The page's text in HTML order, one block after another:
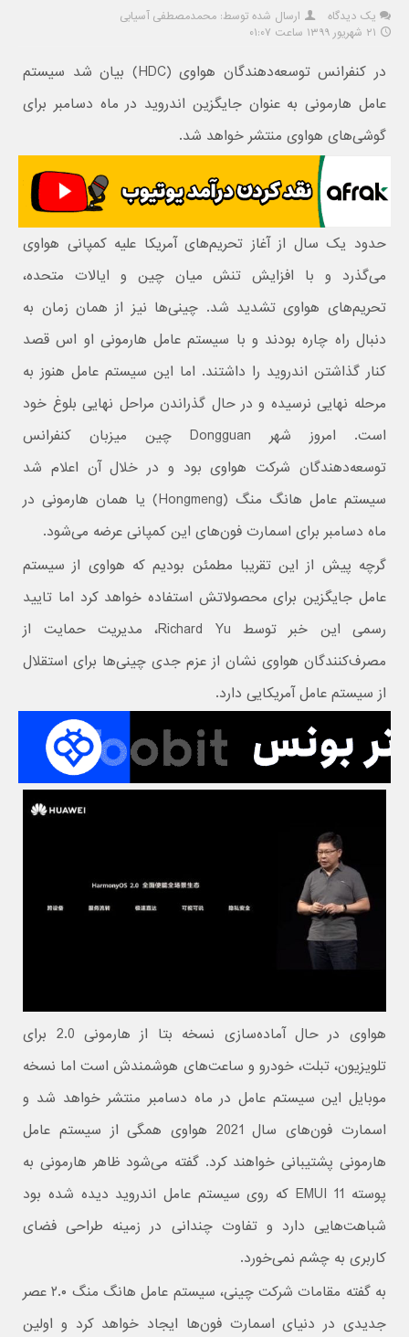
یک دیدگاه
ارسال شده توسط: محمدمصطفی آسیابی
۲۱ شهریور ۱۳۹۹ ساعت ۰۱:۰۷
در کنفرانس توسعه‌دهندگان هواوی (HDC) بیان شد سیستم
عامل هارمونی به عنوان جایگزین اندروید در ماه دسامبر برای
گوشی‌های هواوی منتشر خواهد شد.
حدود یک سال از آغاز تحریم‌های آمریکا علیه کمپانی هواوی
می‌گذرد و با افزایش تنش میان چین و ایالات متحده،
تحریم‌های هواوی تشدید شد. چینی‌ها نیز از همان زمان به
دنبال راه چاره بودند و با سیستم عامل هارمونی او اس قصد
کنار گذاشتن اندروید را داشتند. اما این سیستم عامل هنوز به
مرحله نهایی نرسیده و در حال گذراندن مراحل نهایی بلوغ خود
است. امروز شهر Dongguan چین میزبان کنفرانس
توسعه‌دهندگان شرکت هواوی بود و در خلال آن اعلام شد
سیستم عامل هانگ منگ (Hongmeng) یا همان هارمونی در
ماه دسامبر برای اسمارت فون‌های این کمپانی عرضه می‌شود.
گرچه پیش از این تقریبا مطمئن بودیم که هواوی از سیستم
عامل جایگزین برای محصولاتش استفاده خواهد کرد اما تایید
رسمی این خبر توسط Richard Yu، مدیریت حمایت از
مصرف‌کنندگان هواوی نشان از عزم جدی چینی‌ها برای استقلال
از سیستم عامل آمریکایی دارد.
هواوی در حال آماده‌سازی نسخه بتا از هارمونی 2.0 برای
تلویزیون، تبلت، خودرو و ساعت‌های هوشمندش است اما نسخه
موبایل این سیستم عامل در ماه دسامبر منتشر خواهد شد و
اسمارت فون‌های سال 2021 هواوی همگی از سیستم عامل
هارمونی پشتیبانی خواهند کرد. گفته می‌شود ظاهر هارمونی به
پوسته EMUI 11 که روی سیستم عامل اندروید دیده شده بود
شباهت‌هایی دارد و تفاوت چندانی در زمینه طراحی فضای
کاربری به چشم نمی‌خورد.
به گفته مقامات شرکت چینی، سیستم عامل هانگ منگ ۲.۰ عصر
جدیدی در دنیای اسمارت فون‌ها ایجاد خواهد کرد و اولین